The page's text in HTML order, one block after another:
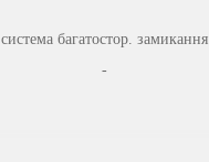
система багатостор. замикання
-